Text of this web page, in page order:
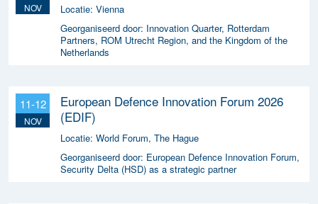
NOV Locatie: Vienna
Georganiseerd door: Innovation Quarter, Rotterdam
Partners, ROM Utrecht Region, and the Kingdom of the
Netherlands
11-12
NOV
European Defence Innovation Forum 2026
(EDIF)
Locatie: World Forum, The Hague
Georganiseerd door: European Defence Innovation Forum,
Security Delta (HSD) as a strategic partner